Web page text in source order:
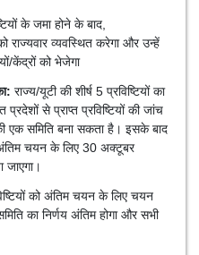
के जमा होने के बाद,
राज्यवार व्यवस्थित करेगा और उन्हें
केंद्रों को भेजेगा
राज्य/यूटी की शीर्ष 5 प्रविष्टियों का
से प्राप्त प्रविष्टियों की जांच
एक समिति बना सकता है। इसके बाद
अंतिम चयन के लिए 30 अक्टूबर
को अंतिम चयन के लिए चयन
का निर्णय अंतिम होगा और सभी